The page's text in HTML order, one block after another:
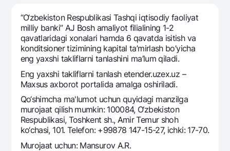
Hamma uchun USD uchun
Talab qilib olinguncha USD
Oltin omonat
NBU’dan oltin quymalar
Kumush omonat
UzCard/HUMO
Visa
Visa FIFA
Mastercard
Ish haqi
Eskrou hisobvarag‘i
Tariflar
Aksiyalar
Milliy mobil ilovasi
Ko'p beriladigan savollar
Sayt bo‘yicha qidiring
“O‘zbеkiston Rеspublikasi Tashqi iqtisodiy faoliyat
milliy banki” AJ Bosh amaliyot filialining 1-2
qavatlaridagi xonalari hamda 6 qavatda isitish va
konditsionеr tizimining kapital ta’mirlash bo’yicha
eng yaxshi takliflarni tanlashini ma’lum qiladi.
Eng yaxshi takliflarni tanlash etender.uzex.uz –
Maxsus axborot portalida amalga oshiriladi.
Qo‘shimcha ma'lumot uchun quyidagi manzilga
murojaat qilish mumkin: 100084, O‘zbekiston
Respublikasi, Toshkent sh., Amir Temur shoh
ko‘chasi, 101. Telefon: +99878 147-15-27, ichki: 17-70.
Murojaat uchun: Mansurov A.R.